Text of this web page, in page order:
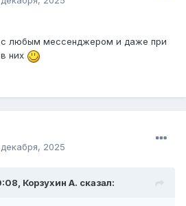
с любым мессенджером и даже при
них
2025
Корзухин А. сказал: